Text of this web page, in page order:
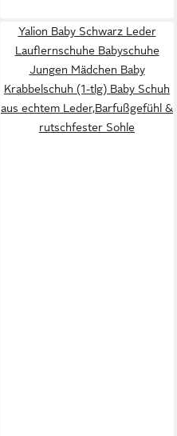
Yalion Baby Schwarz Leder
Lauflernschuhe Babyschuhe
Jungen Mädchen Baby
Krabbelschuh (1-tlg) Baby Schuh
aus echtem Leder,Barfußgefühl &
rutschfester Sohle